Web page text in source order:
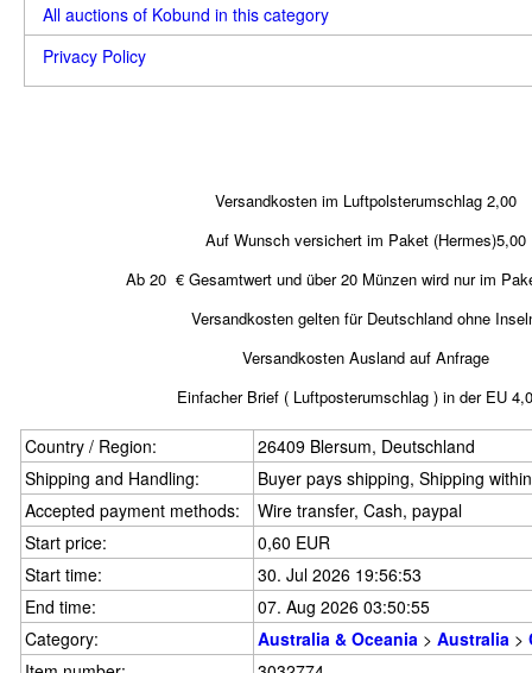
All auctions of Kobund in this category
Privacy Policy
Versandkosten im Luftpolsterumschlag 2,00
Auf Wunsch versichert im Paket (Hermes)5,00
Ab 20 € Gesamtwert und über 20 Münzen wird nur im
Versandkosten gelten für Deutschland ohne
Versandkosten Ausland auf Anfrage
Einfacher Brief ( Luftposterumschlag ) in der EU
Country / Region:
26409 Blersum, Deutschland
Shipping and Handling:
Buyer pays shipping, Shipping
Accepted payment methods:
Wire transfer, Cash, paypal
Start price:
0,60 EUR
Start time:
30. Jul 2026 19:56:53
End time:
07. Aug 2026 03:50:55
Category:
Australia & Oceania > Australia >